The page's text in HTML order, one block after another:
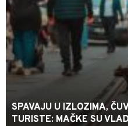
SPAVAJU U IZLOZIMA,
TURISTE: MAČKE SU